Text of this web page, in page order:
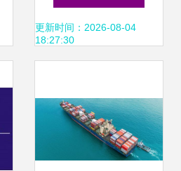
技体验产品——
布
更新时间：2026-08-04
18:27:30